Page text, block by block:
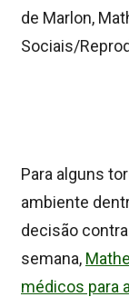
de Marlon,
Sociais/
Para alguns
ambiente
decisão
semana,
médicos para